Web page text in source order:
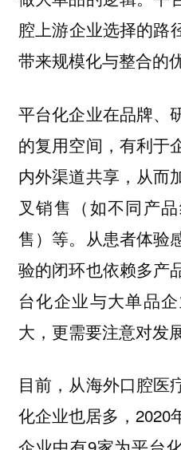
腔上游企业选择的
带来规模化与整合的
平台化企业在品牌、
的复用空间，有利于
内外渠道共享，从而
叉销售（如不同产
售）等。从患者体验
验的闭环也依赖多产
台化企业与大单品
大，更需要注意对发
目前，从海外口腔医
化企业也居多，2020